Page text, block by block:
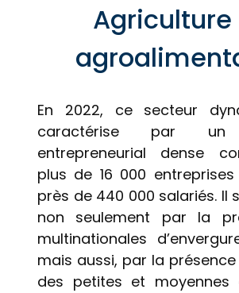
Agriculture
En 2022, ce secteur
caractérise par un
entrepreneurial dense
plus de 16 000
près de 440 000 salariés. Il
non seulement par la
multinationales
mais aussi, par la
des petites et moyennes